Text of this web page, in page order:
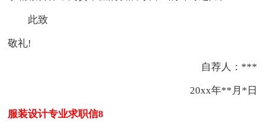
此致
敬礼!
自荐人：***
20xx年**月*日
服装设计专业求职信8